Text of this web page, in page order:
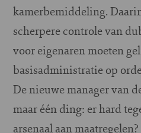
kamerbemiddeling.
scherpere controle van
voor eigenaren moeten
basisadministratie op
De nieuwe manager van
maar één ding: er hard
arsenaal aan maatregelen?